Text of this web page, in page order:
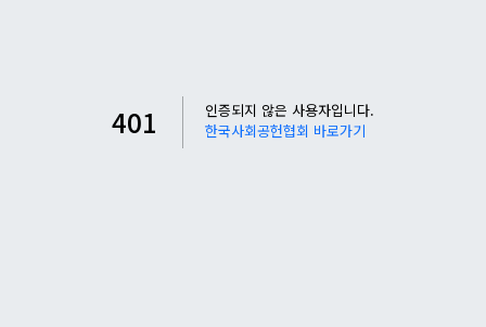
401
인증되지 않은 사용자입니다.
한국사회공헌협회 바로가기